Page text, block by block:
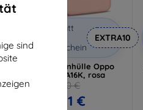
sind
Rabatt
Gutschein
EXTRA10
Beline Silikonhülle Oppo
A16/A16s/A16K, rosa
8,90 €
8,01 €